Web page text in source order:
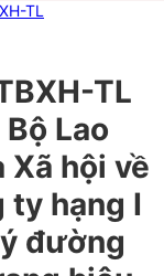
TL
TL
Lao
hội về
ty hạng I
đường